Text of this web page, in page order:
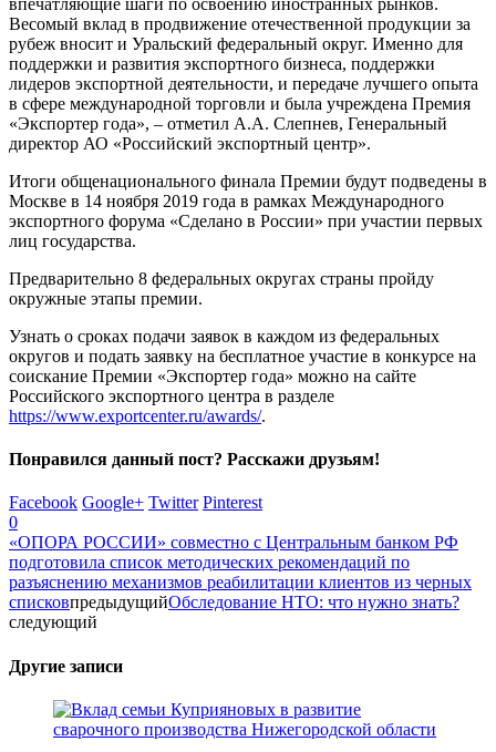
Весомый вклад в продвижение отечественной продукции за
рубеж вносит и Уральский федеральный округ. Именно для
поддержки и развития экспортного бизнеса, поддержки
лидеров экспортной деятельности, и передаче лучшего опыта
в сфере международной торговли и была учреждена Премия
«Экспортер года», – отметил А.А. Слепнев, Генеральный
директор АО «Российский экспортный центр».
Итоги общенационального финала Премии будут подведены в
Москве в 14 ноября 2019 года в рамках Международного
экспортного форума «Сделано в России» при участии первых
лиц государства.
Предварительно 8 федеральных округах страны пройду
окружные этапы премии.
Узнать о сроках подачи заявок в каждом из федеральных
округов и подать заявку на бесплатное участие в конкурсе на
соискание Премии «Экспортер года» можно на сайте
Российского экспортного центра в разделе
https://www.exportcenter.ru/awards/.
Понравился данный пост? Расскажи друзьям!
Facebook Google+ Twitter Pinterest
0
«ОПОРА РОССИИ» совместно с Центральным банком РФ
подготовила список методических рекомендаций по
разъяснению механизмов реабилитации клиентов из черных
списковпредыдущийОбследование НТО: что нужно знать?
следующий
Другие записи